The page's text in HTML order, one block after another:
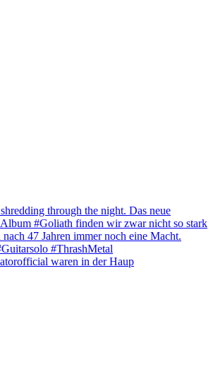
waren in der Haup